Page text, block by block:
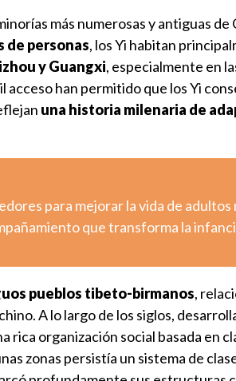
más numerosas y antiguas de
de personas, los Yi habitan
y Guangxi, especialmente en
acceso han permitido que los Yi
una historia milenaria de
para mejorar la vida de adultos
que transforma la
pueblos tibeto-birmanos,
A lo largo de los siglos,
rica organización social basada en
zonas persistía un sistema de